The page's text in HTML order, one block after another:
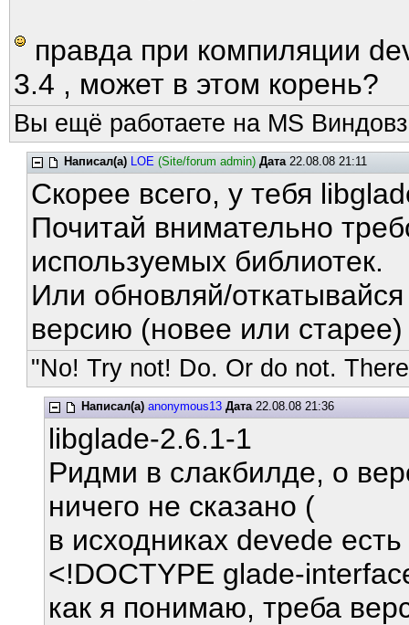
правда при компиляции
3.4 , может в этом корень?
Вы ещё работаете на MS
Написал(а) LOE (Site/forum admin) Дата22.08.08 21:11
Скорее всего, у тебя
Почитай внимательно
используемых библиотек.
Или обновляй/
версию (новее или
"No! Try not! Do. Or do not.
Написал(а) anonymous13 Дата22.08.08 21:36
libglade-2.6.1-1
Ридми в слакбилде, о
ничего не сказано (
в исходниках devede
<!DOCTYPE glade-
как я понимаю, треба